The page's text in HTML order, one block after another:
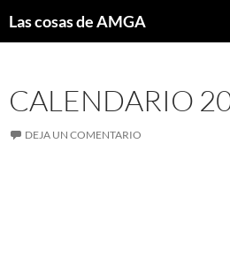
Las cosas de AMGA
CALENDARIO
DEJA UN COMENTARIO